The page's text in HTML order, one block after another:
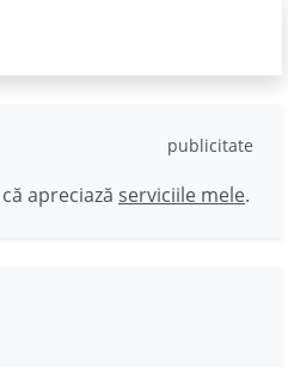
publicitate
apreciază serviciile mele.